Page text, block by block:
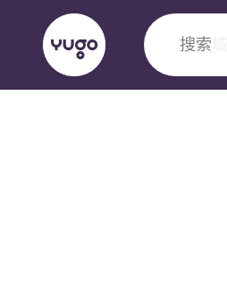
搜索
Yugo